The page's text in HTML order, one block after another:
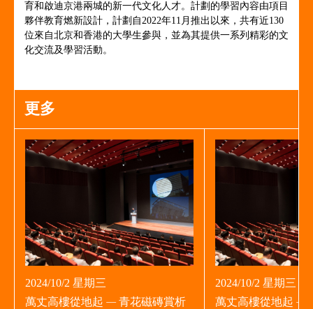
育和啟迪京港兩城的新一代文化人才。計劃的學習內容由項目
夥伴教育燃新設計，計劃自2022年11月推出以來，共有近130
位來自北京和香港的大學生參與，並為其提供一系列精彩的文
化交流及學習活動。
更多
2024/10/2 星期三
萬丈高樓從地起 — 青花磁磚賞析
2024/10/2 星期三
萬丈高樓從地起 —